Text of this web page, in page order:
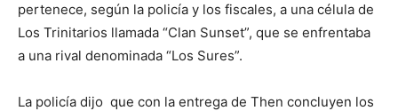
pertenece, según la policía y los fiscales, a una célula de
Los Trinitarios llamada “Clan Sunset”, que se enfrentaba
a una rival denominada “Los Sures”.
La policía dijo que con la entrega de Then concluyen los